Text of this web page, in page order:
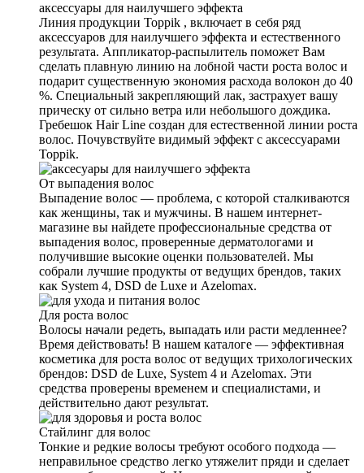
аксеcсуары для наилучшего эффекта
Линия продукции Toppik , включает в себя ряд
аксессуаров для наилучшего эффекта и естественного
результата. Аппликатор-распылитель поможет Вам
сделать плавную линию на лобной части роста волос и
подарит существенную экономия расхода волокон до 40
%. Специальный закрепляющий лак, застрахует вашу
прическу от сильно ветра или небольшого дождика.
Гребешок Hair Line создан для естественной линии роста
волос. Почувствуйте видимый эффект с аксессуарами
Toppik.
От выпадения волос
Выпадение волос — проблема, с которой сталкиваются
как женщины, так и мужчины. В нашем интернет-
магазине вы найдете профессиональные средства от
выпадения волос, проверенные дерматологами и
получившие высокие оценки пользователей. Мы
собрали лучшие продукты от ведущих брендов, таких
как System 4, DSD de Luxe и Azelomax.
Для роста волос
Волосы начали редеть, выпадать или расти медленнее?
Время действовать! В нашем каталоге — эффективная
косметика для роста волос от ведущих трихологических
брендов: DSD de Luxe, System 4 и Azelomax. Эти
средства проверены временем и специалистами, и
действительно дают результат.
Стайлинг для волос
Тонкие и редкие волосы требуют особого подхода —
неправильное средство легко утяжелит пряди и сделает